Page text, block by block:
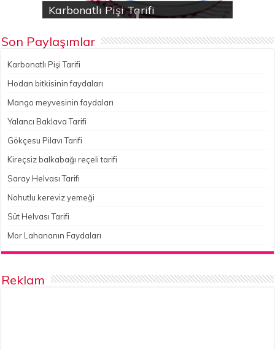
Karbonatlı Pişi Tarifi
Hodan bitkisinin faydaları
Yalancı Baklava Tarifi
Gökçesu Pilavı Tarifi
Nohutlu kereviz yemeği
Son Paylaşımlar
Karbonatlı Pişi Tarifi
Hodan bitkisinin faydaları
Mango meyvesinin faydaları
Yalancı Baklava Tarifi
Gökçesu Pilavı Tarifi
Kireçsiz balkabağı reçeli tarifi
Saray Helvası Tarifi
Nohutlu kereviz yemeği
Süt Helvası Tarifi
Mor Lahananın Faydaları
Reklam